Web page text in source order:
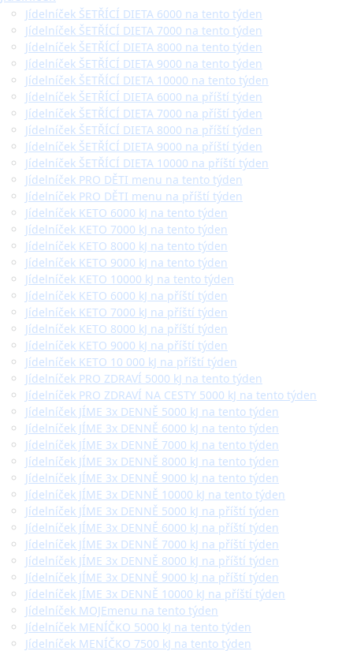
Jídelníček ŠETŘÍCÍ DIETA 6000 na tento týden
Jídelníček ŠETŘÍCÍ DIETA 7000 na tento týden
Jídelníček ŠETŘÍCÍ DIETA 8000 na tento týden
Jídelníček ŠETŘÍCÍ DIETA 9000 na tento týden
Jídelníček ŠETŘÍCÍ DIETA 10000 na tento týden
Jídelníček ŠETŘÍCÍ DIETA 6000 na příští týden
Jídelníček ŠETŘÍCÍ DIETA 7000 na příští týden
Jídelníček ŠETŘÍCÍ DIETA 8000 na příští týden
Jídelníček ŠETŘÍCÍ DIETA 9000 na příští týden
Jídelníček ŠETŘÍCÍ DIETA 10000 na příští týden
Jídelníček PRO DĚTI menu na tento týden
Jídelníček PRO DĚTI menu na příští týden
Jídelníček KETO 6000 kJ na tento týden
Jídelníček KETO 7000 kJ na tento týden
Jídelníček KETO 8000 kJ na tento týden
Jídelníček KETO 9000 kJ na tento týden
Jídelníček KETO 10000 kJ na tento týden
Jídelníček KETO 6000 kJ na příští týden
Jídelníček KETO 7000 kJ na příští týden
Jídelníček KETO 8000 kJ na příští týden
Jídelníček KETO 9000 kJ na příští týden
Jídelníček KETO 10 000 kJ na příští týden
Jídelníček PRO ZDRAVÍ 5000 kJ na tento týden
Jídelníček PRO ZDRAVÍ NA CESTY 5000 kJ na tento týden
Jídelníček JÍME 3x DENNĚ 5000 kJ na tento týden
Jídelníček JÍME 3x DENNĚ 6000 kJ na tento týden
Jídelníček JÍME 3x DENNĚ 7000 kJ na tento týden
Jídelníček JÍME 3x DENNĚ 8000 kJ na tento týden
Jídelníček JÍME 3x DENNĚ 9000 kJ na tento týden
Jídelníček JÍME 3x DENNĚ 10000 kJ na tento týden
Jídelníček JÍME 3x DENNĚ 5000 kJ na příští týden
Jídelníček JÍME 3x DENNĚ 6000 kJ na příští týden
Jídelníček JÍME 3x DENNĚ 7000 kJ na příští týden
Jídelníček JÍME 3x DENNĚ 8000 kJ na příští týden
Jídelníček JÍME 3x DENNĚ 9000 kJ na příští týden
Jídelníček JÍME 3x DENNĚ 10000 kJ na příští týden
Jídelníček MOJEmenu na tento týden
Jídelníček MENÍČKO 5000 kJ na tento týden
Jídelníček MENÍČKO 7500 kJ na tento týden